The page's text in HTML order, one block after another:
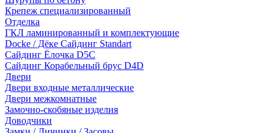
Крепеж специализированный
Отделка
ГКЛ ламинированный и комплектующие
Docke / Дёке Сайдинг Standart
Сайдинг Ёлочка D5C
Сайдинг Корабельный брус D4D
Двери
Двери входные металлические
Двери межкомнатные
Замочно-скобяные изделия
Доводчики